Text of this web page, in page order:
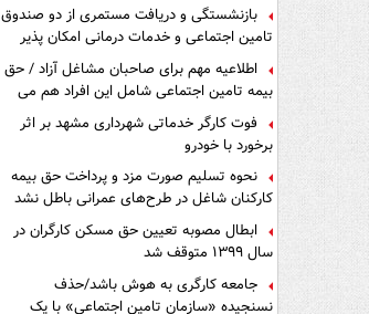
بازنشستگی و دریافت مستمری از دو صندوق
تامین اجتماعی و خدمات درمانی امکان پذیر
است ؟
اطلاعیه مهم برای صاحبان مشاغل آزاد / حق
بیمه تامین اجتماعی شامل این افراد هم می
شودفوت کارگر خدماتی شهرداری مشهد بر اثر
برخورد با خودرو
نحوه تسلیم صورت مزد و پرداخت حق بیمه
کارکنان شاغل در طرح‌های عمرانی باطل نشد
ابطال مصوبه تعیین حق مسکن کارگران در
سال ۱۳۹۹ متوقف شد
جامعه کارگری به هوش باشد/حذف
نسنجیده «سازمان تامین اجتماعی» با یک